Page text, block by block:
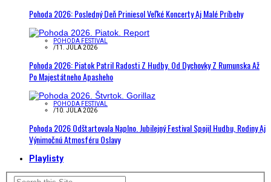
Pohoda 2026: Posledný Deň Priniesol Veľké Koncerty Aj Malé Príbehy
POHODA FESTIVAL
/11. JÚLA 2026
Pohoda 2026: Piatok Patril Radosti Z Hudby. Od Dychovky Z Rumunska Až
Po Majestátneho Apasheho
POHODA FESTIVAL
/10. JÚLA 2026
Pohoda 2026 Odštartovala Naplno. Jubilejný Festival Spojil Hudbu, Rodiny Aj
Výnimočnú Atmosféru Oslavy
Playlisty